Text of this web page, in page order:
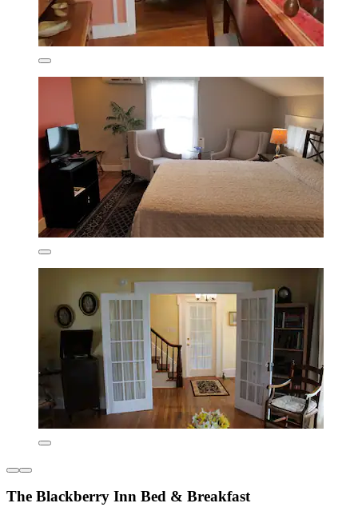
The Blackberry Inn Bed & Breakfast